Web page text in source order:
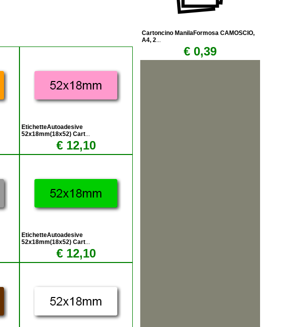
EtichetteAutoadesive
52x18mm(18x52) Cart...
€ 12,10
EtichetteAutoadesive
52x18mm(18x52) Cart...
€ 12,10
Cartoncino ManilaFormosa CAMOSCIO,
A4, 2...
€ 0,39